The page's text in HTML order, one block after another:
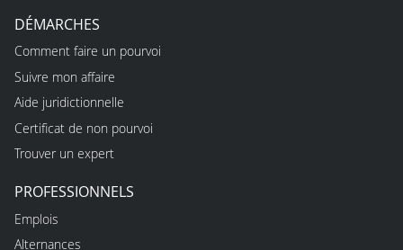
DÉMARCHES
Comment faire un pourvoi
Suivre mon affaire
Aide juridictionnelle
Certificat de non pourvoi
Trouver un expert
PROFESSIONNELS
Emplois
Alternances